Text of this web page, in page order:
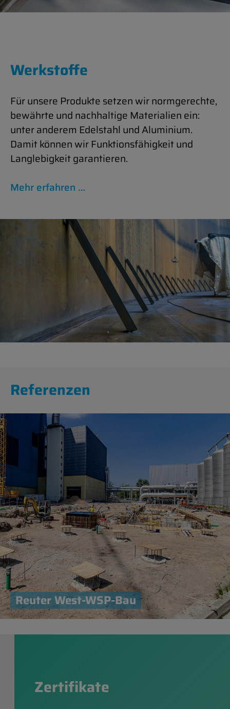
Werkstoffe
Für un­sere Produkte set­zen wir normgerechte,
bewährte und nach­haltige Ma­ter­i­alien ein:
unter an­derem Edel­s­tahl und Alu­minium.
Damit können wir Funk­tionsfähigkeit und
Langle­bigkeit garantieren.
Mehr er­fahren …
Ref­er­en­zen
Re­u­ter West-WSP-Bau
Zer­ti­fikate